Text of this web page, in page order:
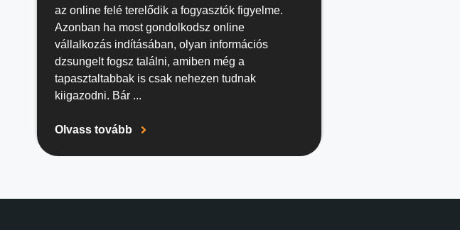
az online felé terelődik a fogyasztók figyelme.
Azonban ha most gondolkodsz online
vállalkozás indításában, olyan információs
dzsungelt fogsz találni, amiben még a
tapasztaltabbak is csak nehezen tudnak
kiigazodni. Bár ...
Olvass tovább